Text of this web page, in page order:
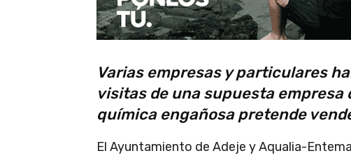
Varias empresas y particulares
visitas de una supuesta
química engañosa pretende
El Ayuntamiento de Adeje y Aqualia-